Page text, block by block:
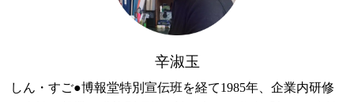
辛淑玉
しん・すご●博報堂特別宣伝班を経て1985年、企業内研修